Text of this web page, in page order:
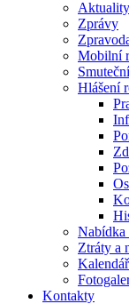
Aktuality
Zprávy
Mobilní
Hlášení
Nabídka
Ztráty a
Kontakty